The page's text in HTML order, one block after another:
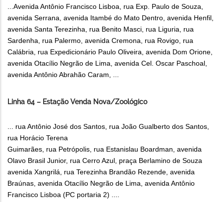
...Avenida Antônio Francisco Lisboa, rua Exp. Paulo de Souza,
avenida Serrana, avenida Itambé do Mato Dentro, avenida Henfil,
avenida Santa Terezinha, rua Benito Masci, rua Liguria, rua
Sardenha, rua Palermo, avenida Cremona, rua Rovigo, rua
Calábria, rua Expedicionário Paulo Oliveira, avenida Dom Orione,
avenida Otacílio Negrão de Lima, avenida Cel. Oscar Paschoal,
avenida Antônio Abrahão Caram, ...
Linha 64 – Estação Venda Nova/Zoológico
... rua Antônio José dos Santos, rua João Gualberto dos Santos,
rua Horácio Terena
Guimarães, rua Petrópolis, rua Estanislau Boardman, avenida
Olavo Brasil Junior, rua Cerro Azul, praça Berlamino de Souza
avenida Xangrilá, rua Terezinha Brandão Rezende, avenida
Braúnas, avenida Otacílio Negrão de Lima, avenida Antônio
Francisco Lisboa (PC portaria 2) ....